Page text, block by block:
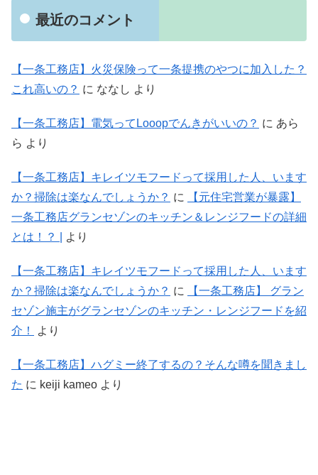
最近のコメント
【一条工務店】火災保険って一条提携のやつに加入した？
これ高いの？ に ななし より
【一条工務店】電気ってLooopでんきがいいの？ に あら
ら より
【一条工務店】キレイツモフードって採用した人、います
か？掃除は楽なんでしょうか？ に
【元住宅営業が暴露】
一条工務店グランセゾンのキッチン＆レンジフードの詳細
とは！？ |
より
【一条工務店】キレイツモフードって採用した人、います
か？掃除は楽なんでしょうか？ に
【一条工務店】 グラン
セゾン施主がグランセゾンのキッチン・レンジフードを紹
介！
より
【一条工務店】ハグミー終了するの？そんな噂を聞きまし
た に keiji kameo より